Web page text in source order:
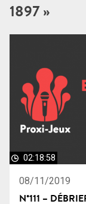
1897 »
02:18:58
08/11/2019
N°111 –